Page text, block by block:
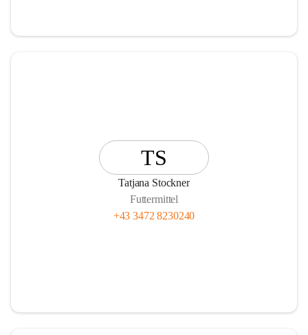
TS
Tatjana Stockner
Futtermittel
+43 3472 8230240